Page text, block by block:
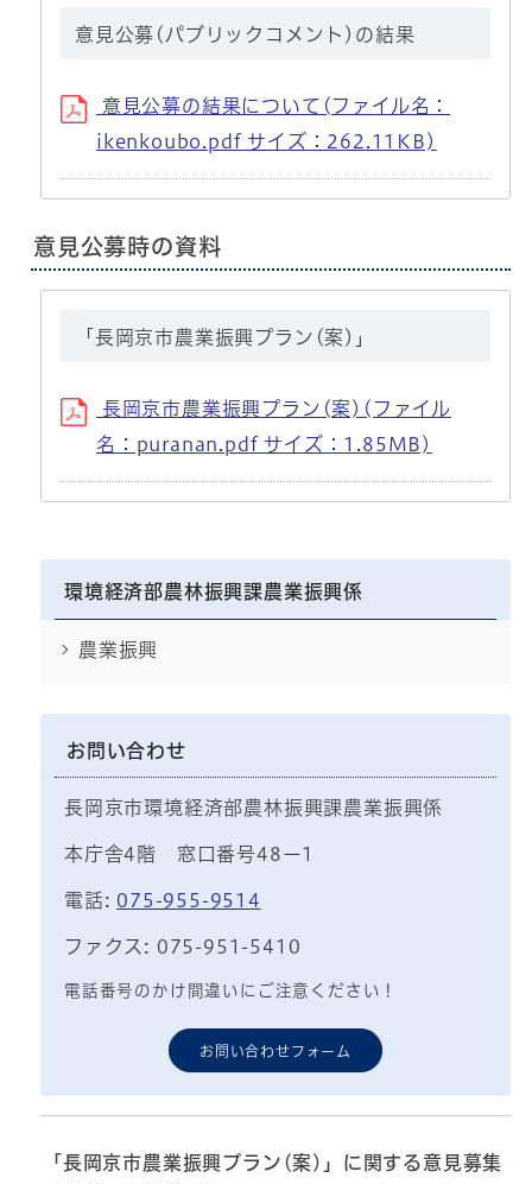
意見公募(パブリックコメント)の結果
意見公募の結果について(ファイル名：
ikenkoubo.pdf サイズ：262.11KB)
意見公募時の資料
「長岡京市農業振興プラン(案)」
長岡京市農業振興プラン(案)(ファイル
名：puranan.pdf サイズ：1.85MB)
環境経済部農林振興課農業振興係
農業振興
お問い合わせ
長岡京市環境経済部農林振興課農業振興係
本庁舎4階 窓口番号48ー1
電話: 075-955-9514
ファクス: 075-951-5410
電話番号のかけ間違いにご注意ください！
お問い合わせフォーム
「長岡京市農業振興プラン(案)」に関する意見募集